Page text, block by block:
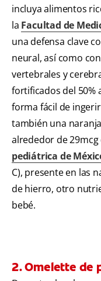
incluya alimentos
la Facultad de
una defensa clave
neural, así como
vertebrales y
fortificados del 50%
forma fácil de
también una
alrededor de
pediátrica de
C), presente en las
de hierro, otro
bebé.
2. Omelette de